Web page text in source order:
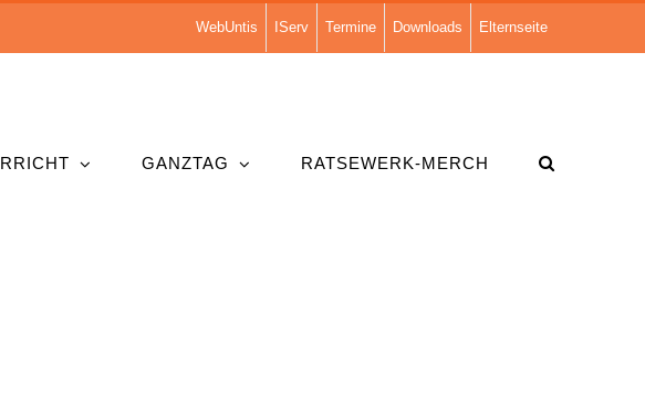
WebUntis IServ Termine Downloads Elternseite
GANZTAG RATSEWERK-MERCH